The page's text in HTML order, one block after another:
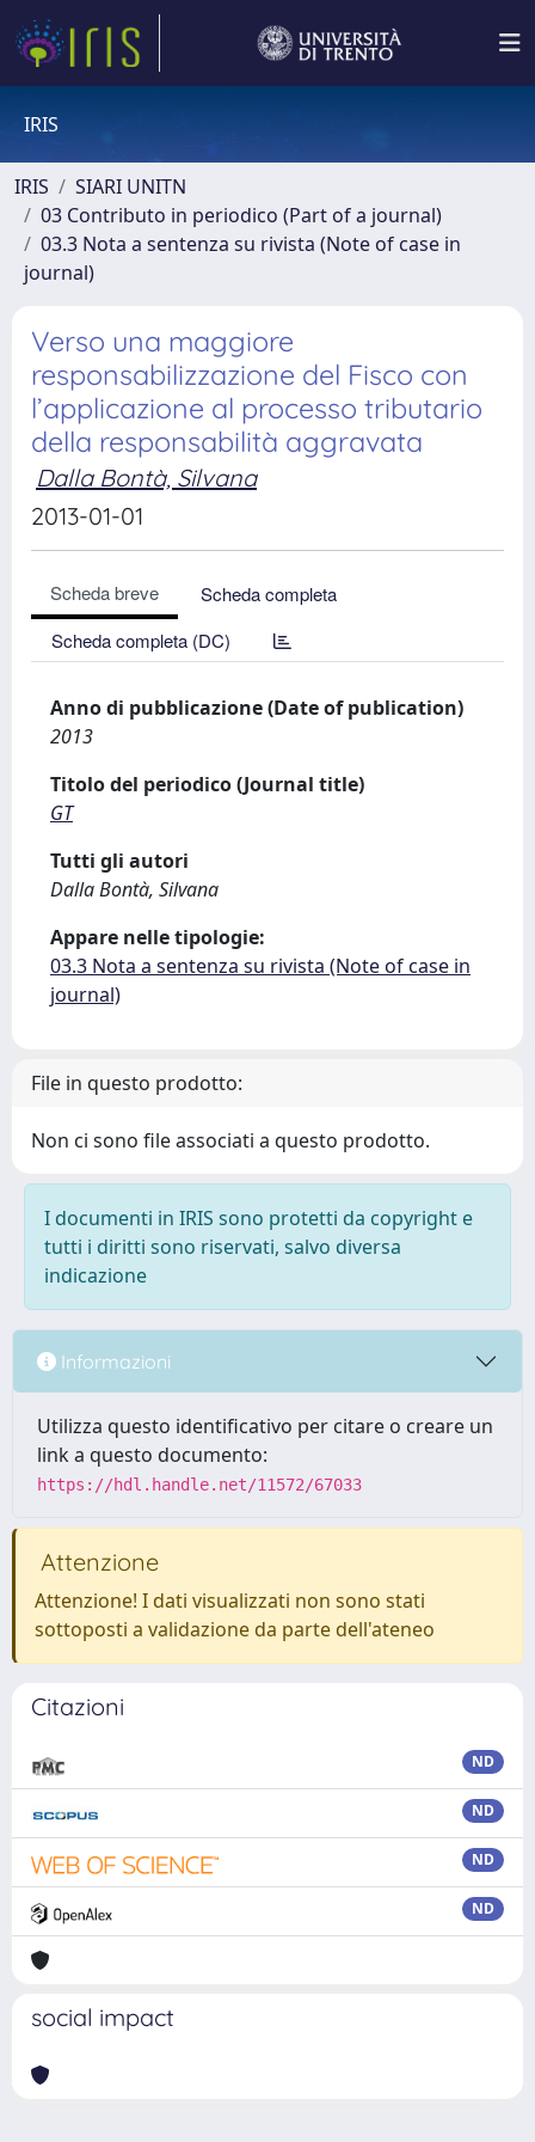
IRIS
IRIS
SIARI UNITN
03 Contributo in periodico (Part of a journal)
03.3 Nota a sentenza su rivista (Note of case in
journal)
Verso una maggiore
responsabilizzazione del Fisco con
l’applicazione al processo tributario
della responsabilità aggravata
Dalla Bontà, Silvana
2013-01-01
Scheda breve
Scheda completa
Scheda completa (DC)
Anno di pubblicazione (Date of publication)
2013
Titolo del periodico (Journal title)
GT
Tutti gli autori
Dalla Bontà, Silvana
Appare nelle tipologie:
03.3 Nota a sentenza su rivista (Note of case in
journal)
File in questo prodotto:
Non ci sono file associati a questo prodotto.
I documenti in IRIS sono protetti da copyright e
tutti i diritti sono riservati, salvo diversa
indicazione
Informazioni
Utilizza questo identificativo per citare o creare un
link a questo documento:
https://hdl.handle.net/11572/67033
Attenzione
Attenzione! I dati visualizzati non sono stati
sottoposti a validazione da parte dell'ateneo
Citazioni
ND
ND
ND
ND
social impact